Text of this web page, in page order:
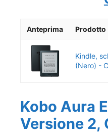
Anteprima Prodotto
Kindle,
(Nero) -
Kobo Aura
Versione 2,